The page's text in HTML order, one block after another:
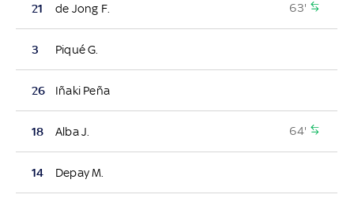
21 de Jong F. 63'
3 Piqué G.
26 Iñaki Peña
18 Alba J. 64'
14 Depay M.